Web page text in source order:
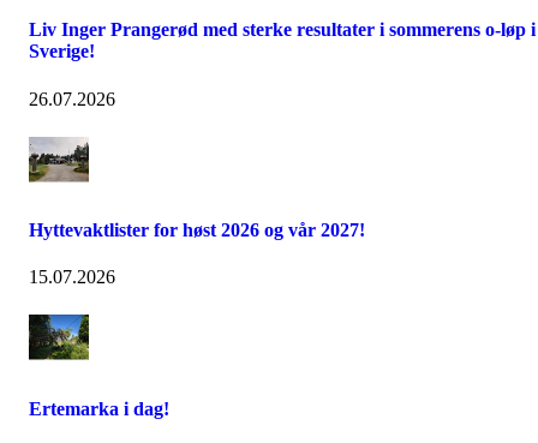
Liv Inger Prangerød med sterke resultater i sommerens o-løp i
Sverige!
26.07.2026
Hyttevaktlister for høst 2026 og vår 2027!
15.07.2026
Ertemarka i dag!